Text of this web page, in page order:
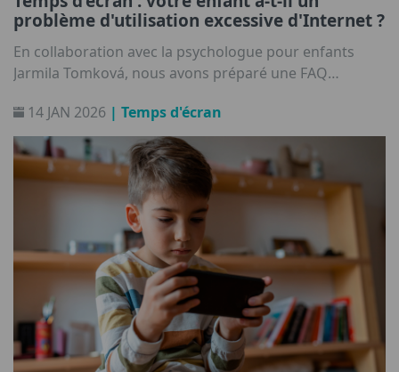
problème d'utilisation excessive d'Internet ?
En collaboration avec la psychologue pour enfants
Jarmila Tomková, nous avons préparé une FAQ
parents concernant l'usage excessif d'Internet
14 JAN 2026 | Temps d'écran